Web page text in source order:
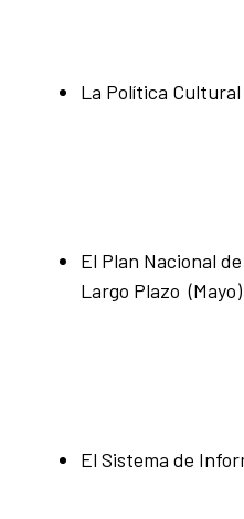
La Política
El Plan Nacional
Largo Plazo (Mayo)
El Sistema de